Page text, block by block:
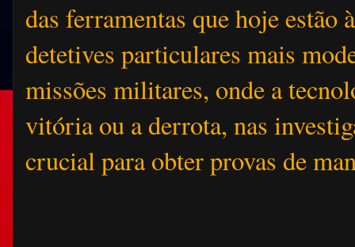
das ferramentas que hoje estão
detetives particulares mais
missões militares, onde a
vitória ou a derrota, nas
crucial para obter provas de